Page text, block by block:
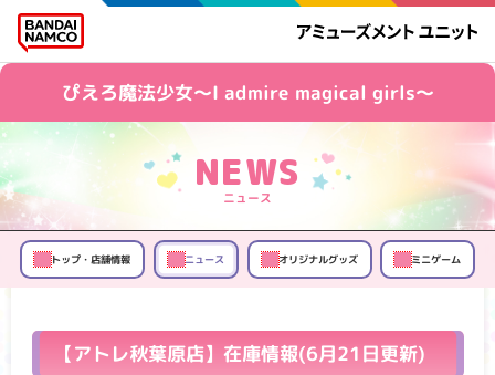
ぴえろ魔法少女～I admire magical girls～
ニュース
トップ・店舗情報 ニュース オリジナルグッズ ミニゲーム
【アトレ秋葉原店】在庫情報(6月21日更新)